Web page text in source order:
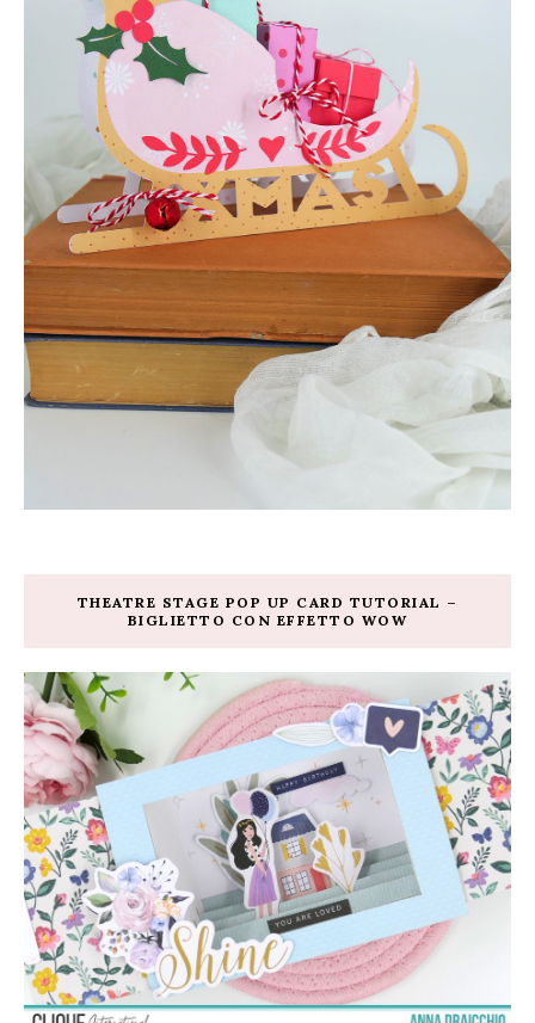
THEATRE STAGE POP UP CARD TUTORIAL –
BIGLIETTO CON EFFETTO WOW